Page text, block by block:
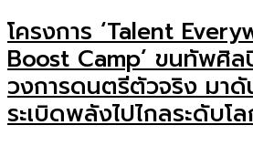
โครงการ ‘Talent
Boost Camp’ ขนทัพศิล
วงการดนตรีตัวจริง มา
ระเบิดพลังไปไกลระดับโ